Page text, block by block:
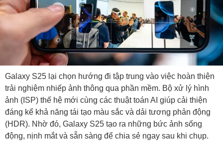
Galaxy S25 lại chọn hướng đi tập trung vào việc hoàn thiện
trải nghiệm nhiếp ảnh thông qua phần mềm. Bộ xử lý hình
ảnh (ISP) thế hệ mới cùng các thuật toán AI giúp cải thiện
đáng kể khả năng tái tạo màu sắc và dải tương phản động
(HDR). Nhờ đó, Galaxy S25 tạo ra những bức ảnh sống
động, nịnh mắt và sẵn sàng để chia sẻ ngay sau khi chụp.